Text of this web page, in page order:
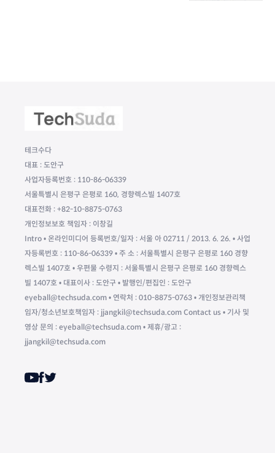
테크수다
대표 : 도안구
사업자등록번호 : 110-86-06339
서울특별시 은평구 은평로 160, 경향렉스빌 1407호
대표전화 : +82-10-8875-0763
개인정보보호 책임자 : 이창길
Intro • 온라인미디어 등록번호/일자 : 서울 아 02711 / 2013. 6. 26. • 사업
자등록번호 : 110-86-06339 • 주 소 : 서울특별시 은평구 은평로 160 경향
렉스빌 1407호 • 우편물 수령지 : 서울특별시 은평구 은평로 160 경향렉스
빌 1407호 • 대표이사 : 도안구 • 발행인/편집인 : 도안구
eyeball@techsuda.com • 연락처 : 010-8875-0763 • 개인정보관리책
임자/청소년보호책임자 : jjangkil@techsuda.com Contact us • 기사 및
영상 문의 : eyeball@techsuda.com • 제휴/광고 :
jjangkil@techsuda.com